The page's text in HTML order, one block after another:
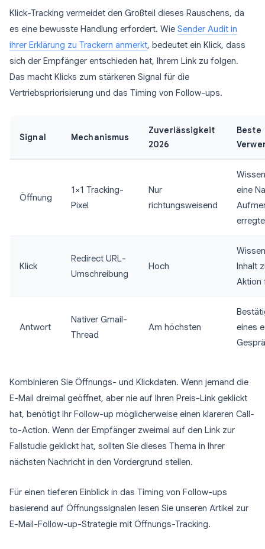
Klick-Tracking vermeidet den Großteil dieses Rauschens, da
es eine bewusste Handlung erfordert. Wie Sender Audit in
ihrer Erklärung zu Trackern anmerkt, bedeutet ein Klick, dass
sich der Empfänger entschieden hat, Ihrem Link zu folgen.
Das macht Klicks zum stärkeren Signal für die
Vertriebspriorisierung und das Timing von Follow-ups.
Signal Mechanismus
Zuverlässigkeit
2026
Beste
Öffnung
1×1 Tracking-
Pixel
Nur
richtungsweisend
eine
erregte
Klick
Redirect URL-
Umschreibung
Hoch
Inhalt
Aktion
Antwort
Nativer Gmail-
Thread
Am höchsten
eines
Kombinieren Sie Öffnungs- und Klickdaten. Wenn jemand die
E-Mail dreimal geöffnet, aber nie auf Ihren Preis-Link geklickt
hat, benötigt Ihr Follow-up möglicherweise einen klareren Call-
to-Action. Wenn der Empfänger zweimal auf den Link zur
Fallstudie geklickt hat, sollten Sie dieses Thema in Ihrer
nächsten Nachricht in den Vordergrund stellen.
Für einen tieferen Einblick in das Timing von Follow-ups
basierend auf Öffnungssignalen lesen Sie unseren Artikel zur
E-Mail-Follow-up-Strategie mit Öffnungs-Tracking.